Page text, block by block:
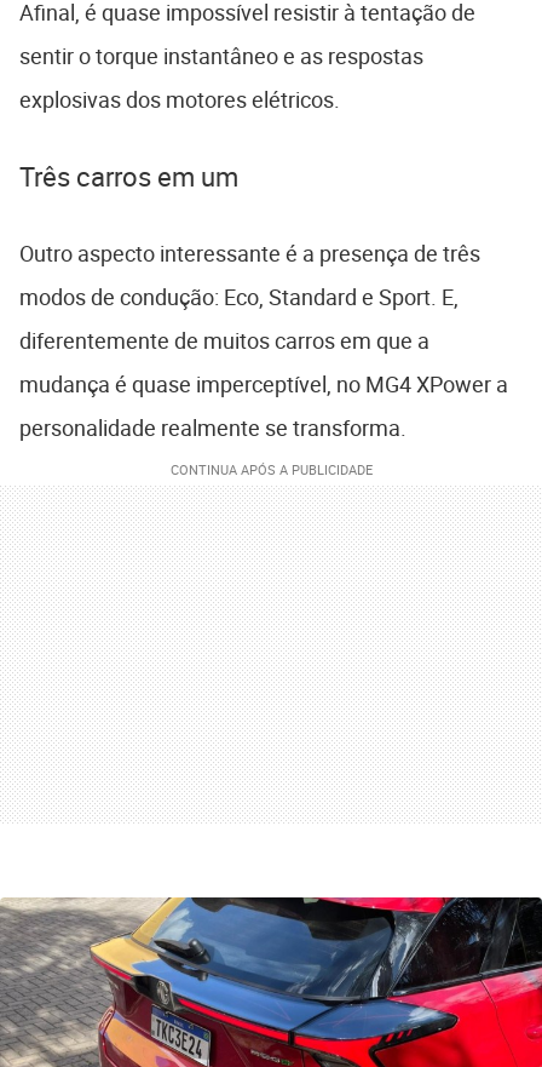
Afinal, é quase impossível resistir à tentação de
sentir o torque instantâneo e as respostas
explosivas dos motores elétricos.
Três carros em um
Outro aspecto interessante é a presença de três
modos de condução: Eco, Standard e Sport. E,
diferentemente de muitos carros em que a
mudança é quase imperceptível, no MG4 XPower a
personalidade realmente se transforma.